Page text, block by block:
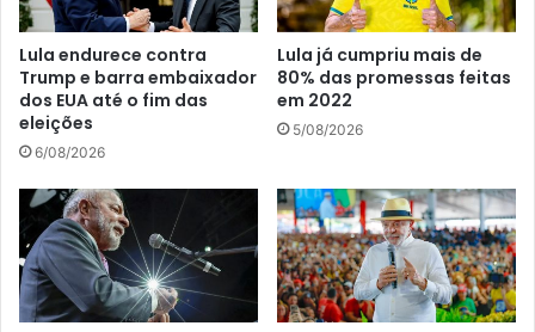
Lula endurece contra
Trump e barra embaixador
dos EUA até o fim das
eleições
6/08/2026
Lula já cumpriu mais de
80% das promessas feitas
em 2022
5/08/2026